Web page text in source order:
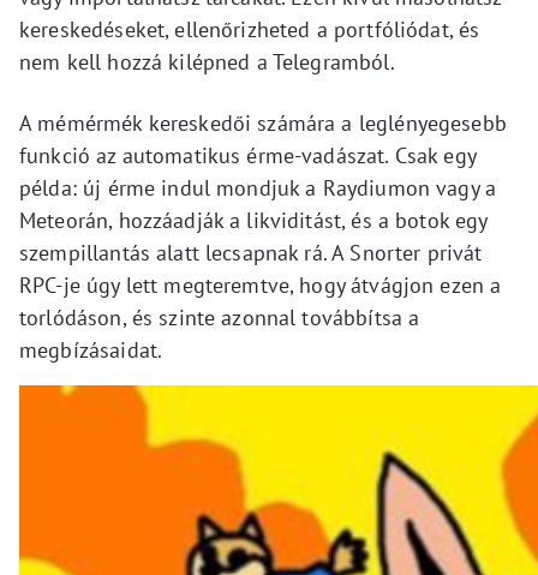
kereskedéseket, ellenőrizheted a portfóliódat, és
nem kell hozzá kilépned a Telegramból.
A mémérmék kereskedői számára a leglényegesebb
funkció az automatikus érme-vadászat. Csak egy
példa: új érme indul mondjuk a Raydiumon vagy a
Meteorán, hozzáadják a likviditást, és a botok egy
szempillantás alatt lecsapnak rá. A Snorter privát
RPC-je úgy lett megteremtve, hogy átvágjon ezen a
torlódáson, és szinte azonnal továbbítsa a
megbízásaidat.